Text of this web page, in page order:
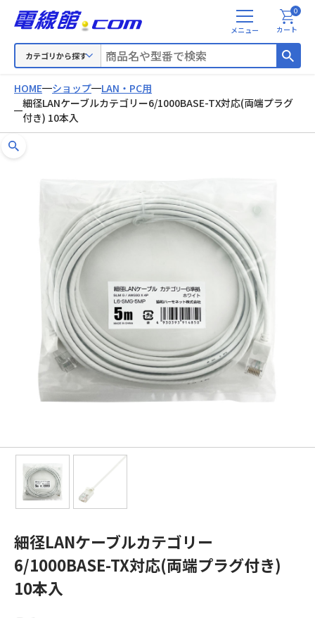
カテゴリから探す
メ
ニ
カート
0
HOME ショップ
LAN・PC用
細径LANケーブルカテゴリー6/1000BASE-TX対応(両端プラグ
付き) 10本入
細径LANケーブルカテゴリー
6/1000BASE-TX対応(両端プラグ付き)
10本入